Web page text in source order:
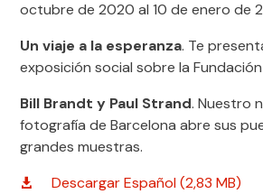
octubre de 2020 al 10 de enero de
Un viaje a la esperanza. Te
exposición social sobre la Fundación
Bill Brandt y Paul Strand. Nuestro
fotografía de Barcelona abre sus
grandes muestras.
Descargar Español (2,83 MB)